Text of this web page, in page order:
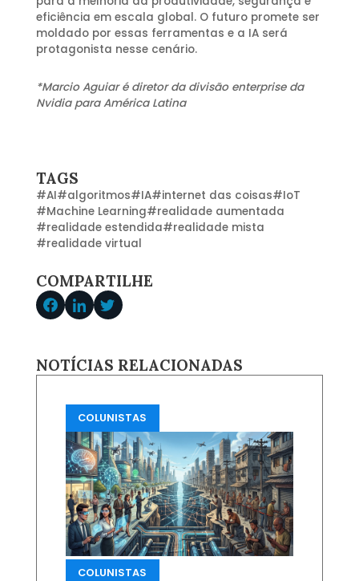
eficiência em escala global. O futuro promete ser
moldado por essas ferramentas e a IA será
protagonista nesse cenário.
*Marcio Aguiar é diretor da divisão enterprise da
Nvidia para América Latina
TAGS
#AI#algoritmos#IA#internet das coisas#IoT
#Machine Learning#realidade aumentada
#realidade estendida#realidade mista
#realidade virtual
COMPARTILHE
NOTÍCIAS RELACIONADAS
COLUNISTAS
COLUNISTAS